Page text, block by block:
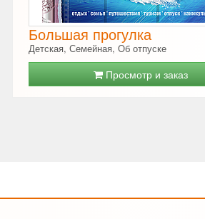
Большая прогулка
Детская, Семейная, Об отпуске
Просмотр и заказ